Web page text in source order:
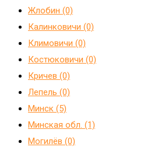
Жлобин (0)
Калинковичи (0)
Климовичи (0)
Костюковичи (0)
Кричев (0)
Лепель (0)
Минск (5)
Минская обл. (1)
Могилёв (0)